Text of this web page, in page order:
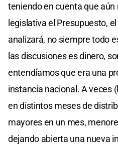
teniendo en cuenta que
legislativa el Presupuesto,
analizará, no siempre todo
las discusiones es dinero,
entendíamos que era una
instancia nacional. A veces
en distintos meses de
mayores en un mes,
dejando abierta una nueva